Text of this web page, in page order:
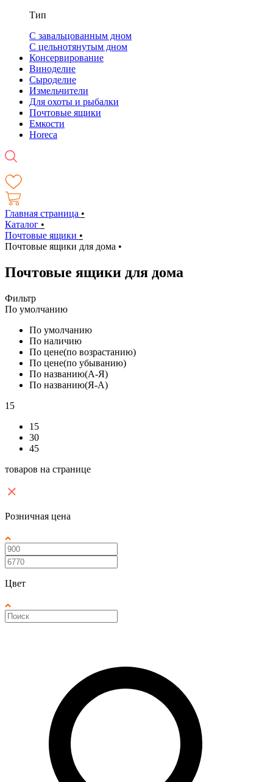
Тип
С завальцованным дном
С цельнотянутым дном
Консервирование
Виноделие
Сыроделие
Измельчители
Для охоты и рыбалки
Почтовые ящики
Емкости
Horeca
Главная страница •
Каталог •
Почтовые ящики •
Почтовые ящики для дома •
Почтовые ящики для дома
Фильтр
По умолчанию
По умолчанию
По наличию
По цене(по возрастанию)
По цене(по убыванию)
По названию(А-Я)
По названию(Я-А)
15
15
30
45
товаров на странице
Розничная цена
Цвет